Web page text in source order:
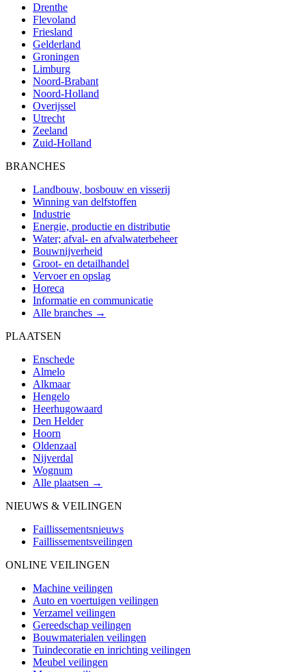
Drenthe
Flevoland
Friesland
Gelderland
Groningen
Limburg
Noord-Brabant
Noord-Holland
Overijssel
Utrecht
Zeeland
Zuid-Holland
BRANCHES
Landbouw, bosbouw en visserij
Winning van delfstoffen
Industrie
Energie, productie en distributie
Water; afval- en afvalwaterbeheer
Bouwnijverheid
Groot- en detailhandel
Vervoer en opslag
Horeca
Informatie en communicatie
Alle branches →
PLAATSEN
Enschede
Almelo
Alkmaar
Hengelo
Heerhugowaard
Den Helder
Hoorn
Oldenzaal
Nijverdal
Wognum
Alle plaatsen →
NIEUWS & VEILINGEN
Faillissementsnieuws
Faillissementsveilingen
ONLINE VEILINGEN
Machine veilingen
Auto en voertuigen veilingen
Verzamel veilingen
Gereedschap veilingen
Bouwmaterialen veilingen
Tuindecoratie en inrichting veilingen
Meubel veilingen